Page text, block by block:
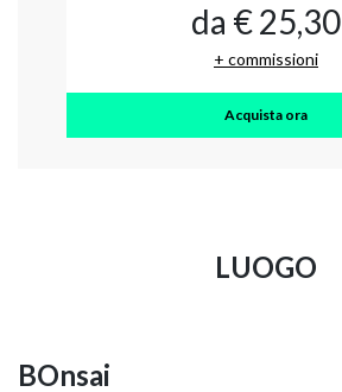
da € 25,30
+ commissioni
Acquista ora
LUOGO
BOnsai